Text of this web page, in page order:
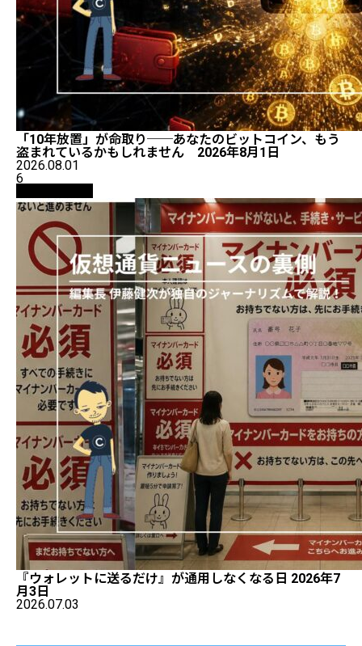
「10年放置」が命取り──あなたのビットコイン、もう
盗まれているかもしれません 2026年8月1日
2026.08.01
6
『ウォレットに送るだけ』が通用しなくなる日 2026年7
月3日
2026.07.03